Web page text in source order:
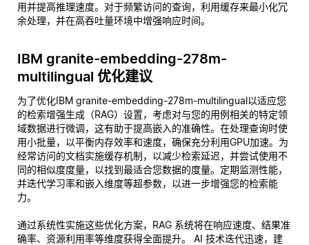
用并提高推理速度。对于频繁访问的查询，利用缓存来最小化冗
余处理，并在高吞吐量环境中增强响应时间。
IBM granite-embedding-278m-
multilingual 优化建议
为了优化IBM granite-embedding-278m-multilingual以适应您
的检索增强生成（RAG）设置，考虑对与您的用例相关的特定领
域数据进行微调，这有助于提高嵌入的准确性。在处理查询时使
用小批量，以平衡内存效率和速度，确保充分利用GPU加速。为
经常访问的文档实施缓存机制，以减少检索延迟，并尝试使用不
同的相似度度量，以找到最适合您数据的度量。定期监测性能，
并迭代学习率和嵌入维度等超参数，以进一步增强您的检索能
力。
通过系统性实施这些优化方案，RAG 系统将在响应速度、结果准
确率、资源利用率等维度获得全面提升。 AI 技术迭代迅速，建